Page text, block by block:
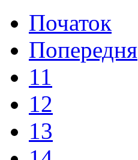
Початок
Попередня
11
12
13